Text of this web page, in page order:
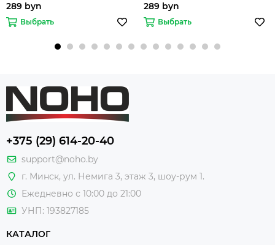
289 byn
Выбрать
289 byn
Выбрать
+375 (29) 614-20-40
support@noho.by
г. Минск, ул. Немига 3, этаж 3, шоу-рум 1.
Ежедневно с 10:00 до 21:00
УНП: 193827185
КАТАЛОГ